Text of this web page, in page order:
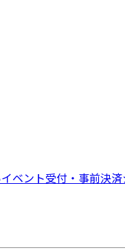
ベント受付・事前決